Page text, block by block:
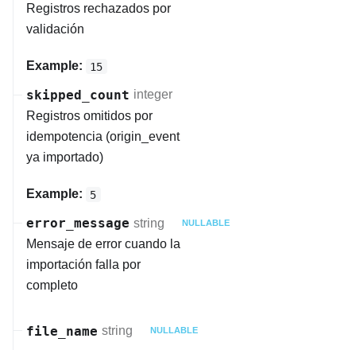
Registros rechazados por
validación
Example: 15
skipped_count integer
Registros omitidos por
idempotencia (origin_event
ya importado)
Example: 5
error_message string NULLABLE
Mensaje de error cuando la
importación falla por
completo
file_name string NULLABLE